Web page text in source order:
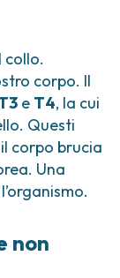
corpo. Il
e T4, la cui
Questi
corpo brucia
Una
non